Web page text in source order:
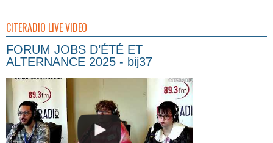
CITERADIO LIVE VIDEO
FORUM JOBS D’ÉTÉ ET
ALTERNANCE 2025 - bij37